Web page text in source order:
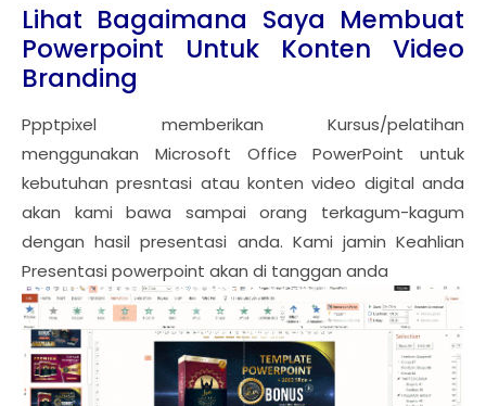
Lihat Bagaimana Saya Membuat
Powerpoint Untuk Konten Video
Branding
Ppptpixel memberikan Kursus/pelatihan
menggunakan Microsoft Office PowerPoint untuk
kebutuhan presntasi atau konten video digital anda
akan kami bawa sampai orang terkagum-kagum
dengan hasil presentasi anda. Kami jamin Keahlian
Presentasi powerpoint akan di tanggan anda